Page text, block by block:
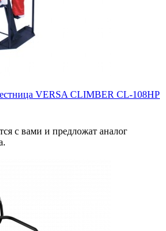
VERSA CLIMBER CL-108HP
с вами и предложат аналог